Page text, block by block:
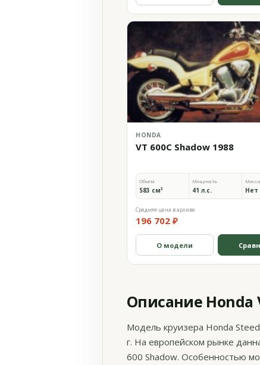
HONDA
VT 600C Shadow 1988
Объём
583 см³
Мощность
41 л.с.
Масса
Нет
Средняя цена в архиве
196 702 ₽
О модели
Описание Honda
Модель круизера Honda
г. На европейском рынке
600 Shadow. Особенностью